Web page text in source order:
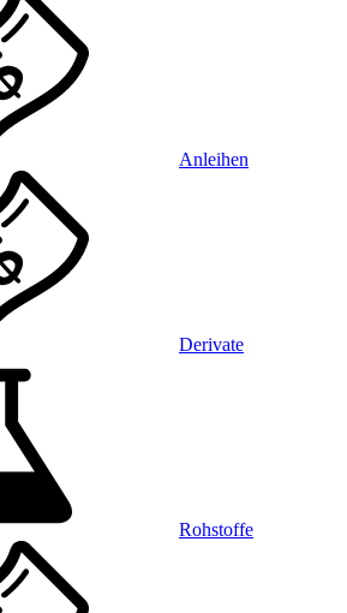
Anleihen
Derivate
Rohstoffe